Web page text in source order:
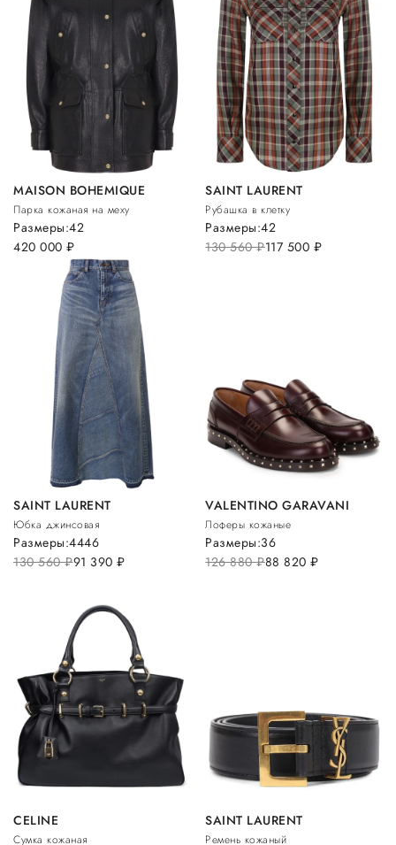
MAISON BOHEMIQUE
Парка кожаная на меху
420 000 руб.
Размеры:42
SAINT LAURENT
Рубашка в клетку
130 560руб.117 500 руб.
Размеры:42
SAINT LAURENT
Юбка джинсовая
130 560руб.91 390 руб.
Размеры:4446
VALENTINO GARAVANI
Лоферы кожаные
126 880руб.88 820руб.
Размеры:36
CELINE
Сумка кожаная
SAINT LAURENT
Ремень кожаный